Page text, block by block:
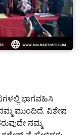
ಭಾಗವಹಿಸಿ
ಮುಂದಿದೆ. ವಿಶೇಷ
ನಮ್ಮ